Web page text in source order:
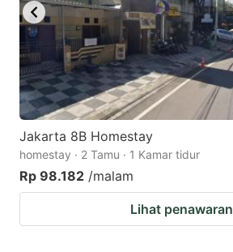
Jakarta 8B Homestay
homestay · 2 Tamu · 1 Kamar tidur
Rp 98.182 /malam
Lihat penawaran